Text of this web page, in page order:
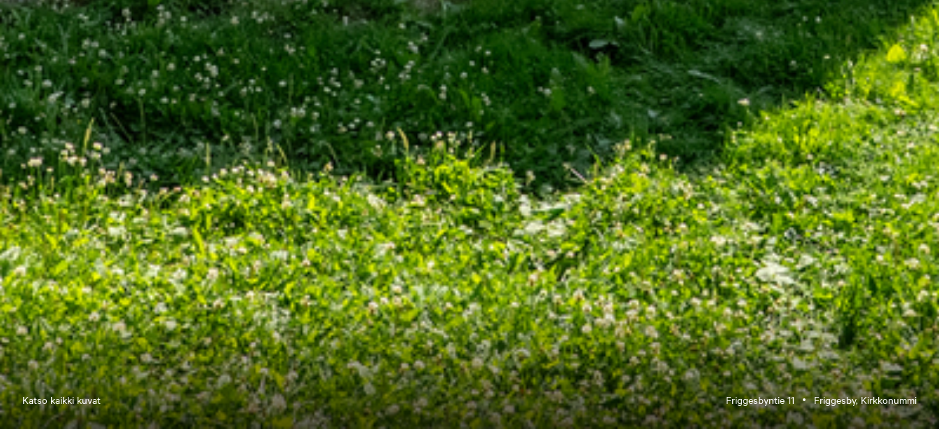
Katso kaikki kuvat Friggesbyntie 11 Friggesby, Kirkkonummi